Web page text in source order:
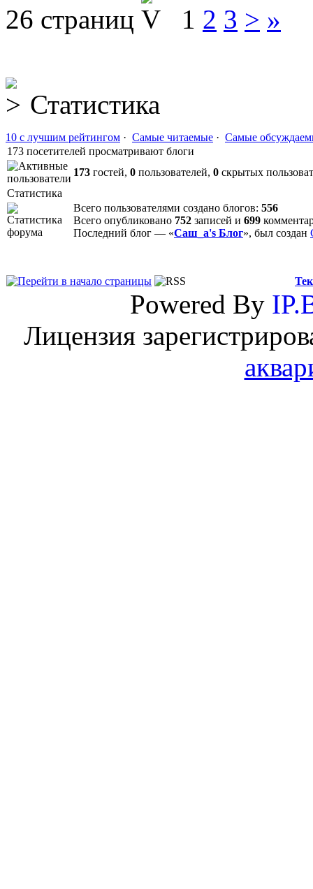
26 страниц 1 2 3 > »
Статистика
10 с лучшим рейтингом · Самые читаемые · Самые
173 посетителей просматривают блоги
173 гостей, 0 пользователей, 0 скрытых
Статистика
Всего пользователями создано блогов: 556
Всего опубликовано 752 записей и 699
Последний блог — «Саш_а's Блог», был создан
Powered By
Лицензия